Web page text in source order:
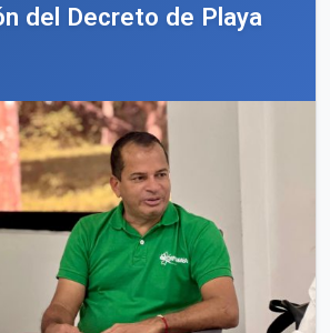
del Decreto de Playa